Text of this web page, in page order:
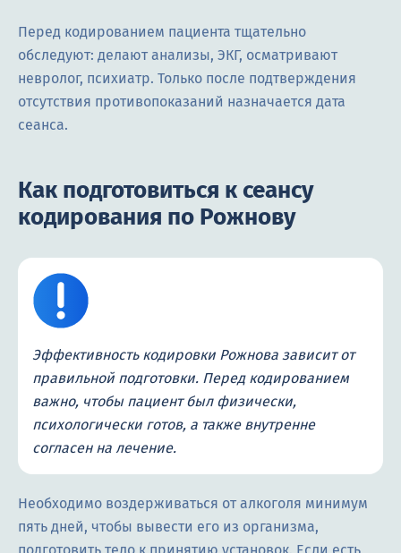
Перед кодированием пациента тщательно
обследуют: делают анализы, ЭКГ, осматривают
невролог, психиатр. Только после подтверждения
отсутствия противопоказаний назначается дата
сеанса.
Как подготовиться к сеансу
кодирования по Рожнову
Эффективность кодировки Рожнова зависит от
правильной подготовки. Перед кодированием
важно, чтобы пациент был физически,
психологически готов, а также внутренне
согласен на лечение.
Необходимо воздерживаться от алкоголя минимум
пять дней, чтобы вывести его из организма,
подготовить тело к принятию установок. Если есть